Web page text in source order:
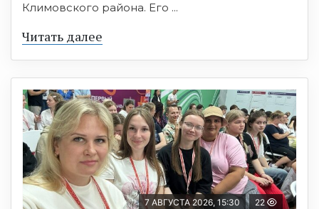
Климовского района. Его ...
Читать далее
7 АВГУСТА 2026, 15:30 22